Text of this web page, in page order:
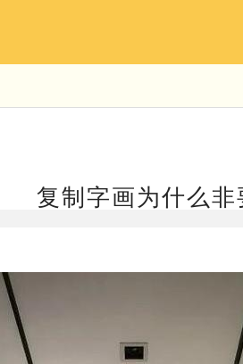
复制字画为什么